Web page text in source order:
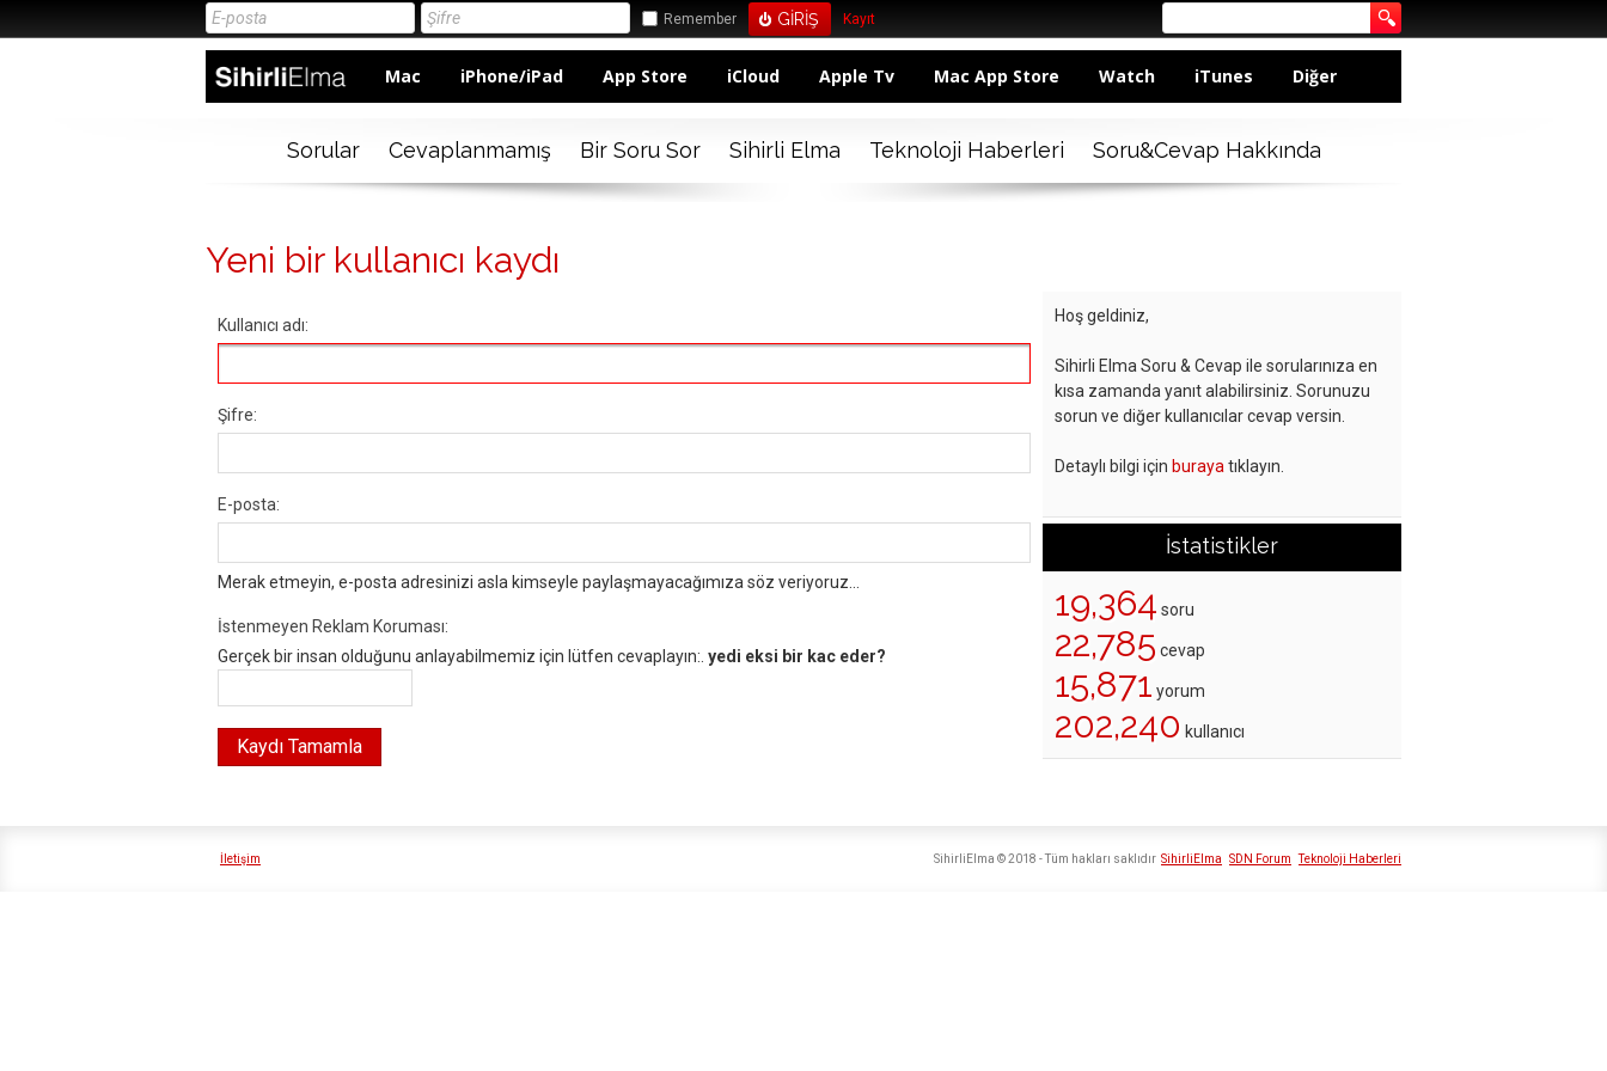
Remember Kayıt
Mac iPhone/iPad App Store iCloud Apple Tv Mac App Store Watch iTunes Diğer
Sorular Cevaplanmamış Bir Soru Sor Sihirli Elma Teknoloji Haberleri Soru&Cevap Hakkında
Yeni bir kullanıcı kaydı
Kullanıcı adı:
Şifre:
E-posta:
Merak etmeyin, e-posta adresinizi asla kimseyle paylaşmayacağımıza söz veriyoruz...
İstenmeyen Reklam Koruması:
Gerçek bir insan olduğunu anlayabilmemiz için lütfen cevaplayın:. yedi eksi bir kac eder?
Hoş geldiniz,
Sihirli Elma Soru & Cevap ile sorularınıza en
kısa zamanda yanıt alabilirsiniz. Sorunuzu
sorun ve diğer kullanıcılar cevap versin.
Detaylı bilgi için buraya tıklayın.
İstatistikler
19,364 soru
22,785 cevap
15,871 yorum
202,240 kullanıcı
İletişim SihirliElma SDN Forum Teknoloji Haberleri
SihirliElma © 2018 - Tüm hakları saklıdır